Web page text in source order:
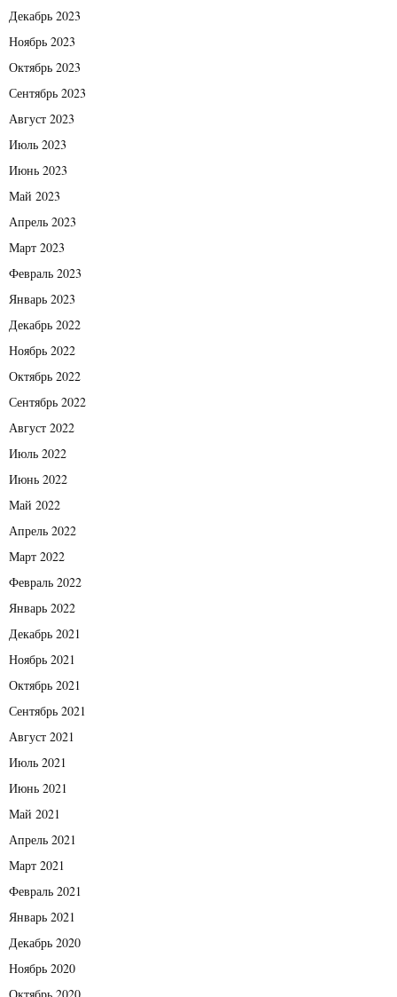
Декабрь 2023
Ноябрь 2023
Октябрь 2023
Сентябрь 2023
Август 2023
Июль 2023
Июнь 2023
Май 2023
Апрель 2023
Март 2023
Февраль 2023
Январь 2023
Декабрь 2022
Ноябрь 2022
Октябрь 2022
Сентябрь 2022
Август 2022
Июль 2022
Июнь 2022
Май 2022
Апрель 2022
Март 2022
Февраль 2022
Январь 2022
Декабрь 2021
Ноябрь 2021
Октябрь 2021
Сентябрь 2021
Август 2021
Июль 2021
Июнь 2021
Май 2021
Апрель 2021
Март 2021
Февраль 2021
Январь 2021
Декабрь 2020
Ноябрь 2020